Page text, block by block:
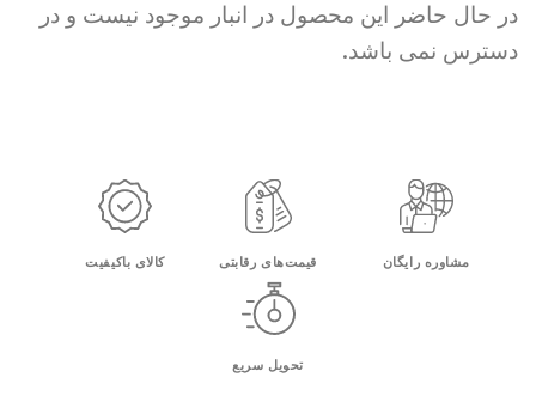
در حال حاضر این محصول در انبار موجود نیست و در
دسترس نمی باشد.
مشاوره رایگان قیمت‌های رقابتی کالای باکیفیت
تحویل سریع